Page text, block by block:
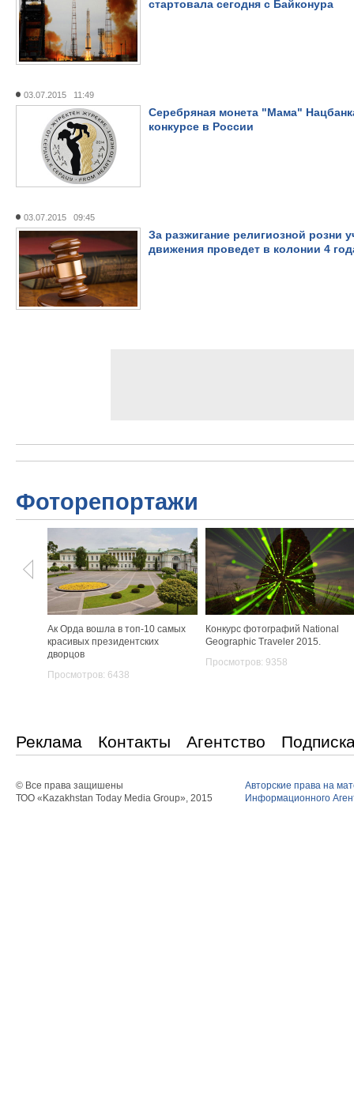
стартовала сегодня с Байконура
03.07.2015 11:49
Серебряная монета "Мама"
конкурсе в России
03.07.2015 09:45
За разжигание религиозной розни
движения проведет в колонии 4
Фоторепортажи
Ак Орда вошла в топ-10 самых
красивых президентских
дворцов
Просмотров: 6438
Конкурс фотографий National
Geographic Traveler 2015.
Просмотров: 9358
Реклама Контакты Агентство
© Все права защишены
ТОО «Kazakhstan Today Media Group», 2015
Авторские права на
Информационного